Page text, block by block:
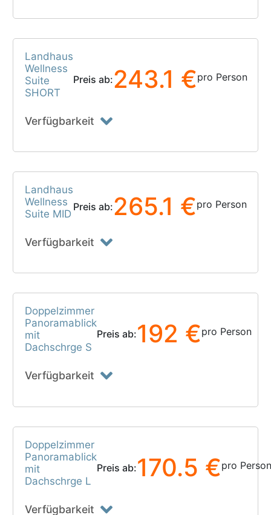
Landhaus
Wellness
Suite
SHORT
Preis ab:243.1 €pro Person
Verfügbarkeit
Landhaus
Wellness
Suite MID
Preis ab:265.1 €pro Person
Verfügbarkeit
Doppelzimmer
Panoramablick
mit
Dachschrge S
Preis ab:192 €pro Person
Verfügbarkeit
Doppelzimmer
Panoramablick
mit
Dachschrge L
Preis ab:170.5 €pro Person
Verfügbarkeit